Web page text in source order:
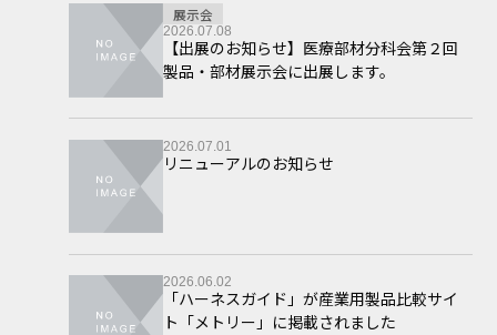
展示会
2026.07.08
【出展のお知らせ】医療部材分科会第２回
製品・部材展示会に出展します。
2026.07.01
リニューアルのお知らせ
2026.06.02
「ハーネスガイド」が産業用製品比較サイ
ト「メトリー」に掲載されました